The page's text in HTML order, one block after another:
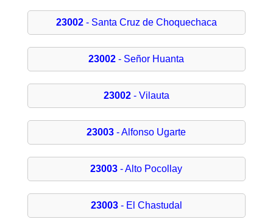
23002- Santa Cruz de Choquechaca
23002 - Señor Huanta
23002- Vilauta
23003 - Alfonso Ugarte
23003 - Alto Pocollay
23003- El Chastudal